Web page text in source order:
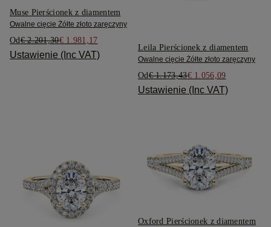
Muse Pierścionek z diamentem
Owalne cięcie Żółte złoto zaręczyny
Od€ 2.201,30€ 1.981,17
Ustawienie (Inc VAT)
Leila Pierścionek z diamentem
Owalne cięcie Żółte złoto zaręczyny
Od€ 1.173,43€ 1.056,09
Ustawienie (Inc VAT)
Oxford Pierścionek z diamentem